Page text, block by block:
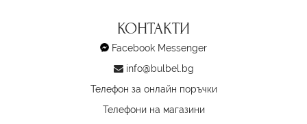
КОНТАКТИ
Facebook Messenger
info@bulbel.bg
Телефон за онлайн поръчки
Телефони на магазини